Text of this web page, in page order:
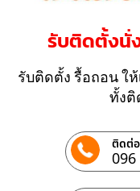
รับติดตั้งนั่
รับติดตั้ง รื้อถอน ใ
ทั้ง
ติดต่